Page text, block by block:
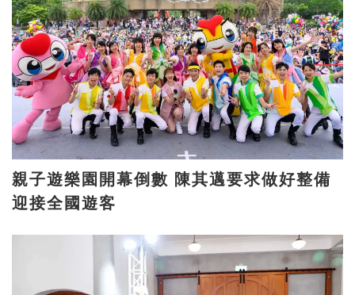
親子遊樂園開幕倒數 陳其邁要求做好整備
迎接全國遊客